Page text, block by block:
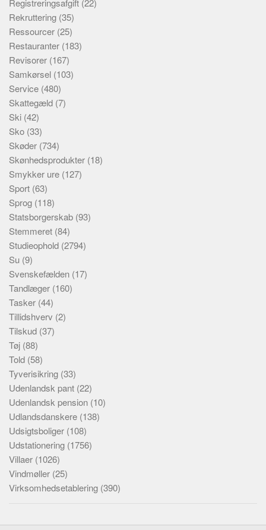
Registreringsafgift (22)
Rekruttering (35)
Ressourcer (25)
Restauranter (183)
Revisorer (167)
Samkørsel (103)
Service (480)
Skattegæld (7)
Ski (42)
Sko (33)
Skøder (734)
Skønhedsprodukter (18)
Smykker ure (127)
Sport (63)
Sprog (118)
Statsborgerskab (93)
Stemmeret (84)
Studieophold (2794)
Su (9)
Svenskefælden (17)
Tandlæger (160)
Tasker (44)
Tillidshverv (2)
Tilskud (37)
Tøj (88)
Told (58)
Tyverisikring (33)
Udenlandsk pant (22)
Udenlandsk pension (10)
Udlandsdanskere (138)
Udsigtsboliger (108)
Udstationering (1756)
Villaer (1026)
Vindmøller (25)
Virksomhedsetablering (390)